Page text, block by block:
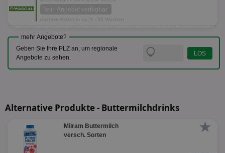
kein Angebot verfügbar
nächste Aktion in ca. 9 - 10 Wochen
mehr Angebote?
Geben Sie Ihre PLZ an, um regionale
Angebote zu sehen.
Alternative Produkte - Buttermilchdrinks
★
Milram Buttermilch
versch. Sorten